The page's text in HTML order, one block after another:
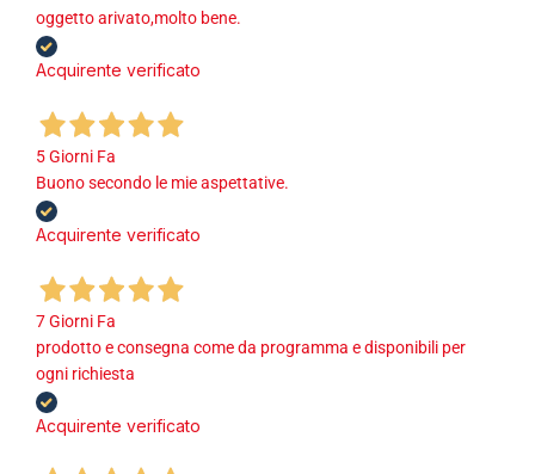
oggetto arivato,molto bene.
Acquirente verificato
5 Giorni Fa
Buono secondo le mie aspettative.
Acquirente verificato
7 Giorni Fa
prodotto e consegna come da programma e disponibili per
ogni richiesta
Acquirente verificato